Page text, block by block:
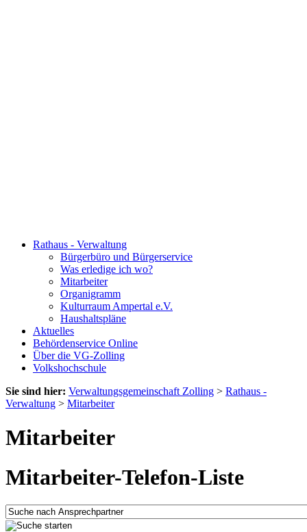
Rathaus - Verwaltung
Bürgerbüro und Bürgerservice
Was erledige ich wo?
Mitarbeiter
Organigramm
Kulturraum Ampertal e.V.
Haushaltspläne
Aktuelles
Behördenservice Online
Über die VG-Zolling
Volkshochschule
Sie sind hier: Verwaltungsgemeinschaft Zolling > Rathaus -
Verwaltung > Mitarbeiter
Mitarbeiter
Mitarbeiter-Telefon-Liste